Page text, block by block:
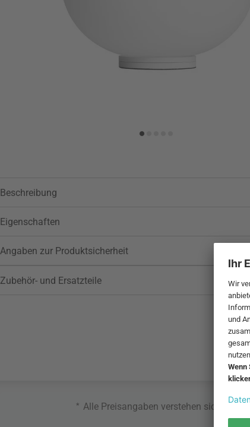
Beschreibung
Eigenschaften
Angaben zur Produktsicherheit
Zubehör- und Ersatzteile
* Alle Preisangaben verstehen sich